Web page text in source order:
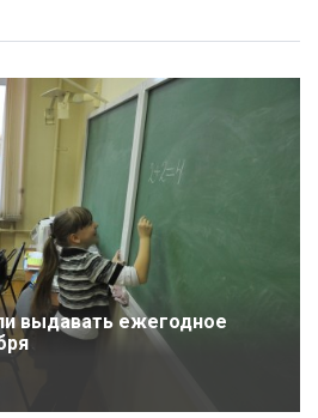
выдавать ежегодное